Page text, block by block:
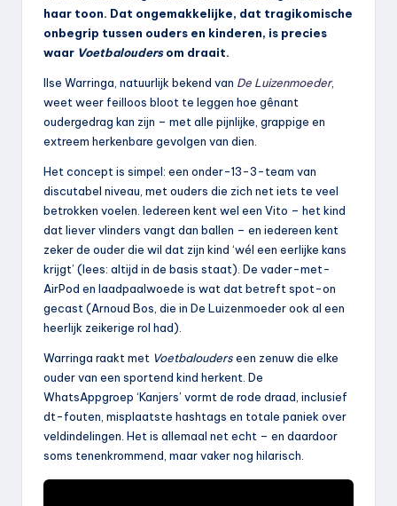
haar toon. Dat ongemakkelijke, dat tragikomische
onbegrip tussen ouders en kinderen, is precies
waar Voetbaloudersom draait.
Ilse Warringa, natuurlijk bekend van De Luizenmoeder,
weet weer feilloos bloot te leggen hoe gênant
oudergedrag kan zijn – met alle pijnlijke, grappige en
extreem herkenbare gevolgen van dien.
Het concept is simpel: een onder-13-3-team van
discutabel niveau, met ouders die zich net iets te veel
betrokken voelen. Iedereen kent wel een Vito – het kind
dat liever vlinders vangt dan ballen – en iedereen kent
zeker de ouder die wil dat zijn kind ‘wél een eerlijke kans
krijgt’ (lees: altijd in de basis staat). De vader-met-
AirPod en laadpaalwoede is wat dat betreft spot-on
gecast (Arnoud Bos, die in De Luizenmoeder ook al een
heerlijk zeikerige rol had).
Warringa raakt met Voetbalouderseen zenuw die elke
ouder van een sportend kind herkent. De
WhatsAppgroep ‘Kanjers’ vormt de rode draad, inclusief
dt-fouten, misplaatste hashtags en totale paniek over
veldindelingen. Het is allemaal net echt – en daardoor
soms tenenkrommend, maar vaker nog hilarisch.